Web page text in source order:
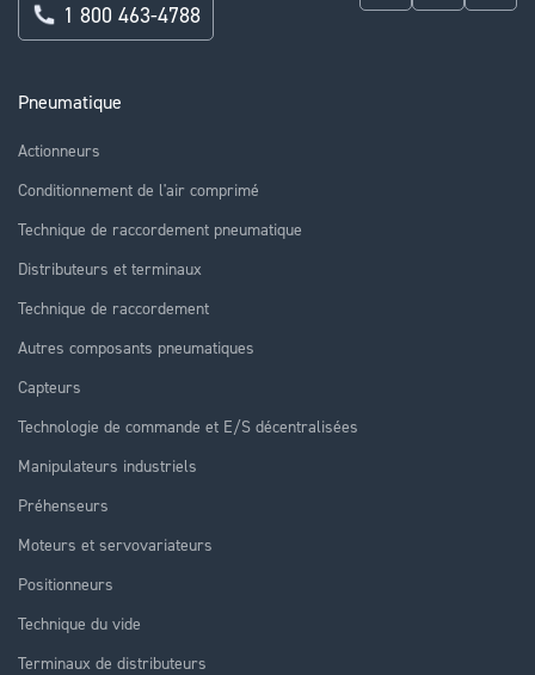
Pneumatique
Actionneurs
Conditionnement de l'air comprimé
Technique de raccordement pneumatique
Distributeurs et terminaux
Technique de raccordement
Autres composants pneumatiques
Capteurs
Technologie de commande et E/S décentralisées
Manipulateurs industriels
Préhenseurs
Moteurs et servovariateurs
Positionneurs
Technique du vide
Terminaux de distributeurs
1 800 463-4788